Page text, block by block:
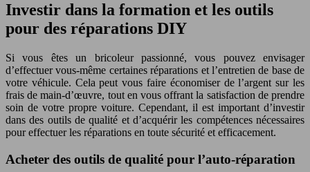
Investir dans la formation et les outils
pour des réparations DIY
Si vous êtes un bricoleur passionné, vous pouvez envisager
d’effectuer vous-même certaines réparations et l’entretien de base de
votre véhicule. Cela peut vous faire économiser de l’argent sur les
frais de main-d’œuvre, tout en vous offrant la satisfaction de prendre
soin de votre propre voiture. Cependant, il est important d’investir
dans des outils de qualité et d’acquérir les compétences nécessaires
pour effectuer les réparations en toute sécurité et efficacement.
Acheter des outils de qualité pour l’auto-réparation